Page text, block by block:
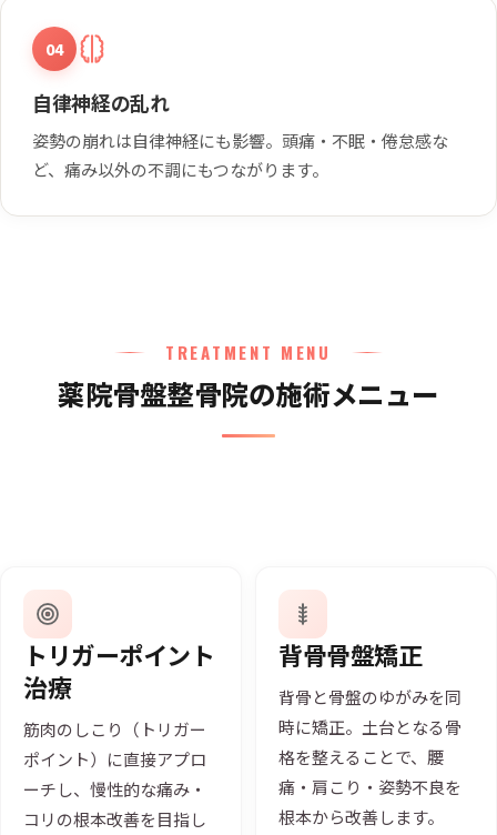
04
自律神経の乱れ
姿勢の崩れは自律神経にも影響。頭痛・不眠・倦怠感な
ど、痛み以外の不調にもつながります。
TREATMENT MENU
薬院骨盤整骨院の施術メニュー
トリガーポイント
治療
筋肉のしこり（トリガー
ポイント）に直接アプロ
ーチし、慢性的な痛み・
コリの根本改善を目指し
背骨骨盤矯正
背骨と骨盤のゆがみを同
時に矯正。土台となる骨
格を整えることで、腰
痛・肩こり・姿勢不良を
根本から改善します。